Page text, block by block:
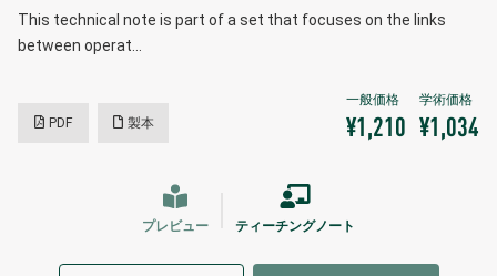
This technical note is part of a set that focuses on the links
between operat…
PDF 製本 ¥1,210 ¥1,034
プレビュー ティーチングノート